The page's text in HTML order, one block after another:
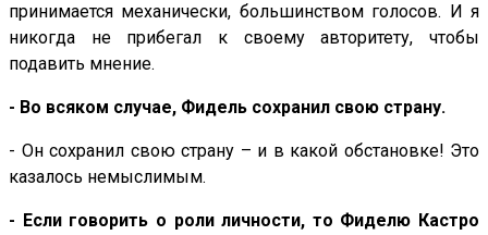
принимается механически, большинством голосов. И я
никогда не прибегал к своему авторитету, чтобы
подавить мнение.
- Во всяком случае, Фидель сохранил свою страну.
- Он сохранил свою страну – и в какой обстановке! Это
казалось немыслимым.
- Если говорить о роли личности, то Фиделю Кастро